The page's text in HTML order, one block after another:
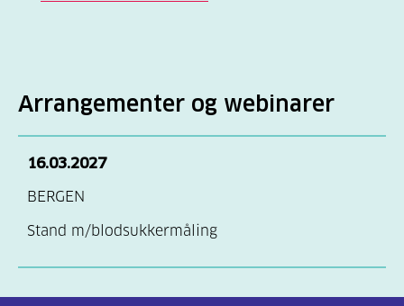
Arrangementer og webinarer
16.03.2027
BERGEN
Stand m/blodsukkermåling